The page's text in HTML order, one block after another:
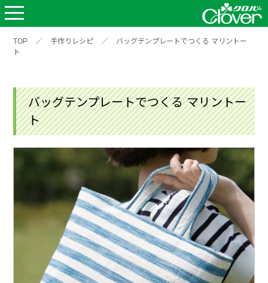
TOP ／ 手作りレシピ ／
バッグテンプレートでつくる マリントー
ト
バッグテンプレートでつくる マリントー
ト